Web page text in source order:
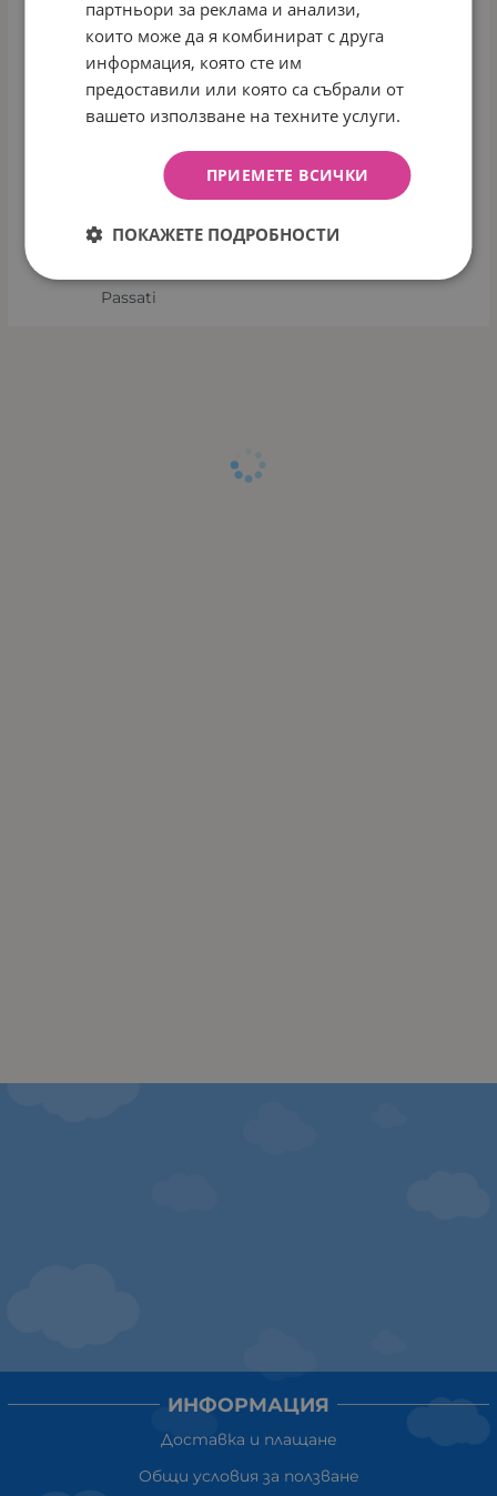
Orient bikes
Balkan Velo
Passati
ИНФОРМАЦИЯ
Доставка и плащане
Общи условия за ползване
партньори за реклама и анализи,
които може да я комбинират с друга
информация, която сте им
предоставили или която са събрали от
вашето използване на техните услуги.
ПРИЕМЕТЕ ВСИЧКИ
ПОКАЖЕТЕ ПОДРОБНОСТИ